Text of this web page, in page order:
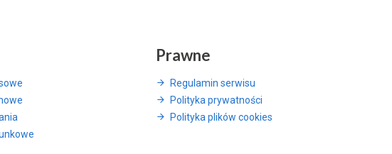
Prawne
Regulamin serwisu
Polityka prywatności
Polityka plików cookies